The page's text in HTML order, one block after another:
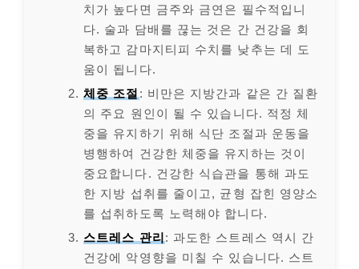
치가 높다면 금주와 금연은 필수적입니
다. 술과 담배를 끊는 것은 간 건강을 회
복하고 감마지티피 수치를 낮추는 데 도
움이 됩니다.
체중 조절 : 비만은 지방간과 같은 간 질환
의 주요 원인이 될 수 있습니다. 적정 체
중을 유지하기 위해 식단 조절과 운동을
병행하여 건강한 체중을 유지하는 것이
중요합니다. 건강한 식습관을 통해 과도
한 지방 섭취를 줄이고, 균형 잡힌 영양소
를 섭취하도록 노력해야 합니다.
스트레스 관리 : 과도한 스트레스 역시 간
건강에 악영향을 미칠 수 있습니다. 스트